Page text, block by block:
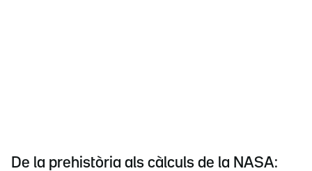
De la prehistòria als càlculs de la NASA: